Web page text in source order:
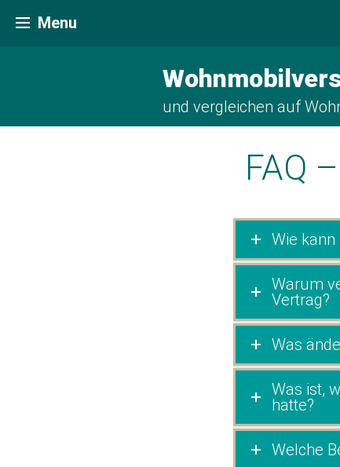
Inhalt
Menu
und vergleichen auf
FAQ
Wie
Warum
Vertrag?
Was
Was ist,
hatte?
Welche